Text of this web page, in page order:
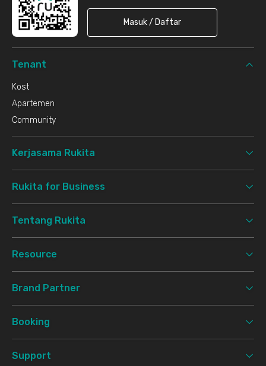
Masuk / Daftar
Tenant
Kost
Apartemen
Community
Kerjasama Rukita
Rukita for Business
Tentang Rukita
Resource
Brand Partner
Booking
Support